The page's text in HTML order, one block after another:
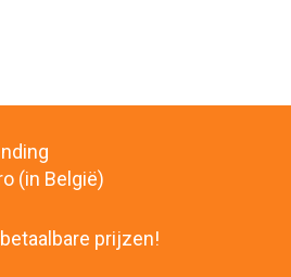
(in België)
prijzen!